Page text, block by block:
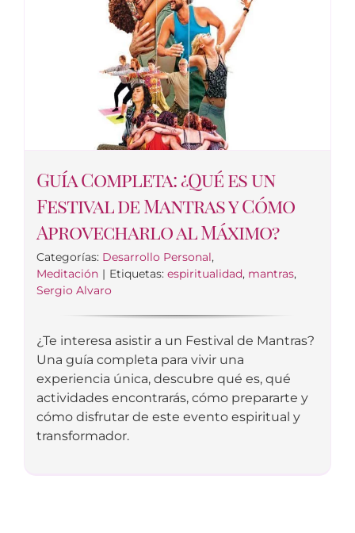
Guía Completa: ¿Qué es un
Festival de Mantras y Cómo
Aprovecharlo al Máximo?
Categorías: Desarrollo Personal,
Meditación | Etiquetas: espiritualidad, mantras,
Sergio Alvaro
¿Te interesa asistir a un Festival de Mantras?
Una guía completa para vivir una
experiencia única, descubre qué es, qué
actividades encontrarás, cómo prepararte y
cómo disfrutar de este evento espiritual y
transformador.